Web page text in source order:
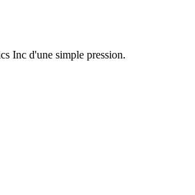
Inc d'une simple pression.